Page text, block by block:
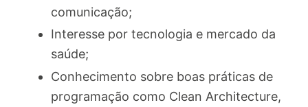
comunicação;
Interesse por tecnologia e mercado da
saúde;
Conhecimento sobre boas práticas de
programação como Clean Architecture,